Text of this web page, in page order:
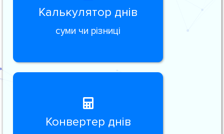
Калькулятор днів
суми чи різниці
Конвертер днів